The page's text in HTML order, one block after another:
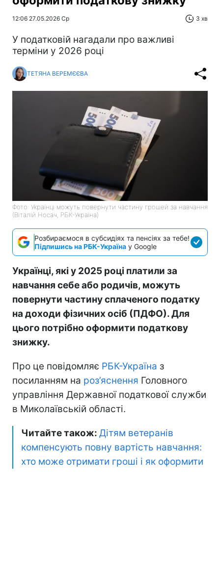
12:06 27.05.2026 Ср 3 хв
У податковій нагадали про важливі
терміни у 2026 році
ТЕТЯНА ВЕРЕМЄЄВА
Фото: Українці можуть повернути частину грошей за навчання
(Віталій Носач, РБК-Україна)
Розбираємося в субсидіях та пенсіях за тебе!
Підпишись на РБК-Україна у Google
Українці, які у 2025 році платили за
навчання себе або родичів, можуть
повернути частину сплаченого податку
на доходи фізичних осіб (ПДФО). Для
цього потрібно оформити податкову
знижку.
Про це повідомляє РБК-Україна з
посиланням на роз’яснення Головного
управління Державної податкової служби
в Миколаївській області.
Читайте також: Дітям ветеранів
компенсують повну вартість навчання:
хто може отримати гроші і як оформити